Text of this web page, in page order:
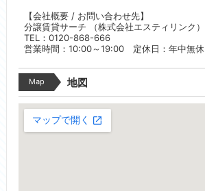
【会社概要 / お問い合わせ先】
分譲賃貸サーチ （株式会社エスティリンク）
TEL：0120-868-666
営業時間：10:00～19:00 定休日：年中無休
Map 地図